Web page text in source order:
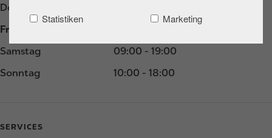
Statistiken
Marketing
Donnerstag
Freitag
Samstag
09:00 - 19:00
Sonntag
10:00 - 18:00
SERVICES